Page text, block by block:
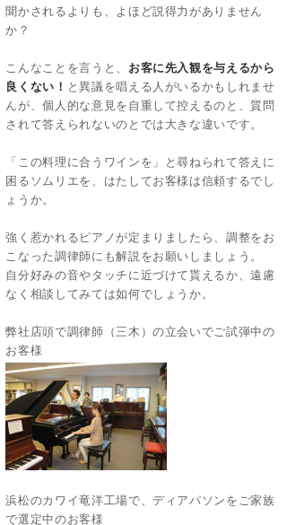
聞かされるよりも、よほど説得力がありません
か？
こんなことを言うと、 お客に先入観を与えるから
良くない！ と異議を唱える人がいるかもしれませ
んが、個人的な意見を自重して控えるのと、質問
されて答えられないのとでは大きな違いです。
「この料理に合うワインを」と尋ねられて答えに
困るソムリエを、はたしてお客様は信頼するでし
ょうか。
強く惹かれるピアノが定まりましたら、調整をお
こなった調律師にも解説をお願いしましょう。
自分好みの音やタッチに近づけて貰えるか、遠慮
なく相談してみては如何でしょうか。
弊社店頭で調律師（三木）の立会いでご試弾中の
お客様
浜松のカワイ竜洋工場で、ディアパソンをご家族
で選定中のお客様